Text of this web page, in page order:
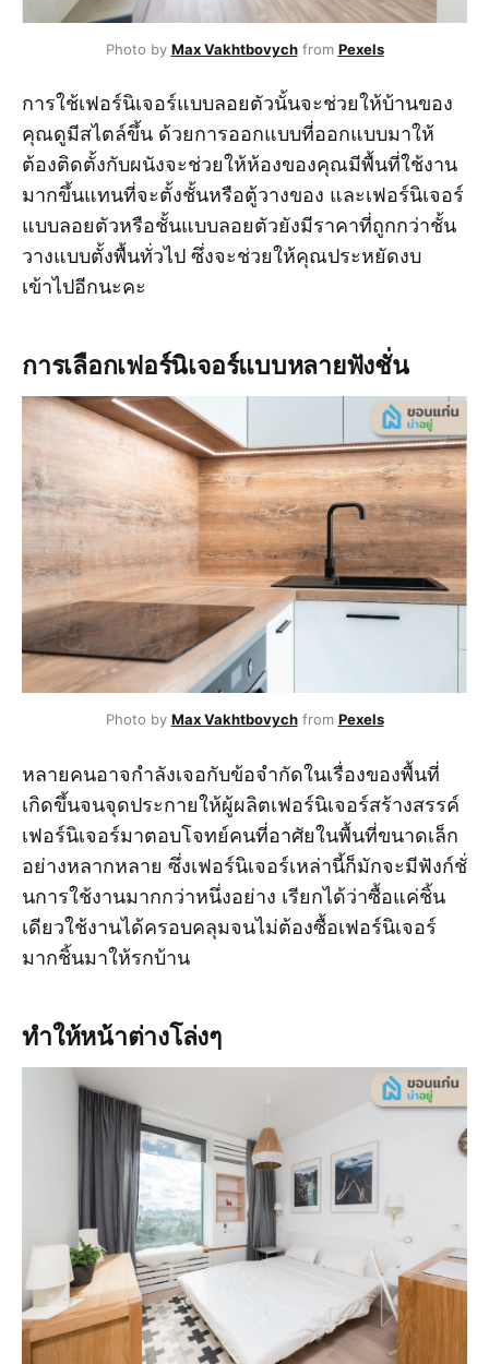
Photo by Max Vakhtbovychfrom Pexels
การใช้เฟอร์นิเจอร์แบบลอยตัวนั้นจะช่วยให้บ้านของ
คุณดูมีสไตล์ขึ้น ด้วยการออกแบบที่ออกแบบมาให้
ต้องติดตั้งกับผนังจะช่วยให้ห้องของคุณมีพื้นที่ใช้งาน
มากขึ้นแทนที่จะตั้งชั้นหรือตู้วางของ และเฟอร์นิเจอร์
แบบลอยตัวหรือชั้นแบบลอยตัวยังมีราคาที่ถูกกว่าชั้น
วางแบบตั้งพื้นทั่วไป ซึ่งจะช่วยให้คุณประหยัดงบ
เข้าไปอีกนะคะ
การเลือกเฟอร์นิเจอร์แบบหลายฟังชั่น
Photo by Max Vakhtbovychfrom Pexels
หลายคนอาจกำลังเจอกับข้อจำกัดในเรื่องของพื้นที่
เกิดขึ้นจนจุดประกายให้ผู้ผลิตเฟอร์นิเจอร์สร้างสรรค์
เฟอร์นิเจอร์มาตอบโจทย์คนที่อาศัยในพื้นที่ขนาดเล็ก
อย่างหลากหลาย ซึ่งเฟอร์นิเจอร์เหล่านี้ก็มักจะมีฟังก์ชั่
นการใช้งานมากกว่าหนึ่งอย่าง เรียกได้ว่าซื้อแค่ชิ้น
เดียวใช้งานได้ครอบคลุมจนไม่ต้องซื้อเฟอร์นิเจอร์
มากชิ้นมาให้รกบ้าน
ทำให้หน้าต่างโล่งๆ